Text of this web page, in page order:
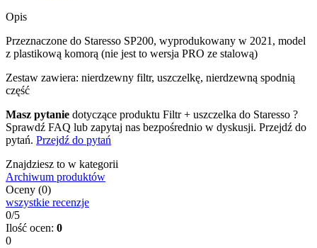
Opis
Przeznaczone do Staresso SP200, wyprodukowany w 2021, model
z plastikową komorą (nie jest to wersja PRO ze stalową)
Zestaw zawiera: nierdzewny filtr, uszczelkę, nierdzewną spodnią
część
Masz pytanie dotyczące produktu Filtr + uszczelka do Staresso ?
Sprawdź FAQ lub zapytaj nas bezpośrednio w dyskusji. Przejdź do
pytań. Przejdź do pytań
Znajdziesz to w kategorii
Archiwum produktów
Oceny (0)
wszystkie recenzje
0/5
Ilość ocen: 0
0